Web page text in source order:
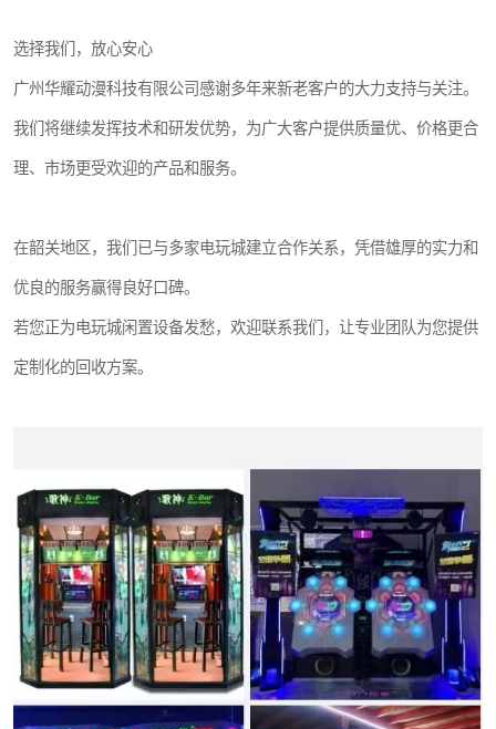
选择我们，放心安心
广州华耀动漫科技有限公司感谢多年来新老客户的大力支持与关注。
我们将继续发挥技术和研发优势，为广大客户提供质量优、价格更合
理、市场更受欢迎的产品和服务。
在韶关地区，我们已与多家电玩城建立合作关系，凭借雄厚的实力和
优良的服务赢得良好口碑。
若您正为电玩城闲置设备发愁，欢迎联系我们，让专业团队为您提供
定制化的回收方案。